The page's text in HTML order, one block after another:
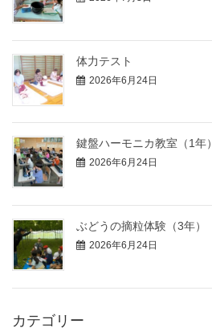
体力テスト
2026年6月24日
鍵盤ハーモニカ教室（1年）
2026年6月24日
ぶどうの摘粒体験（3年）
2026年6月24日
カテゴリー